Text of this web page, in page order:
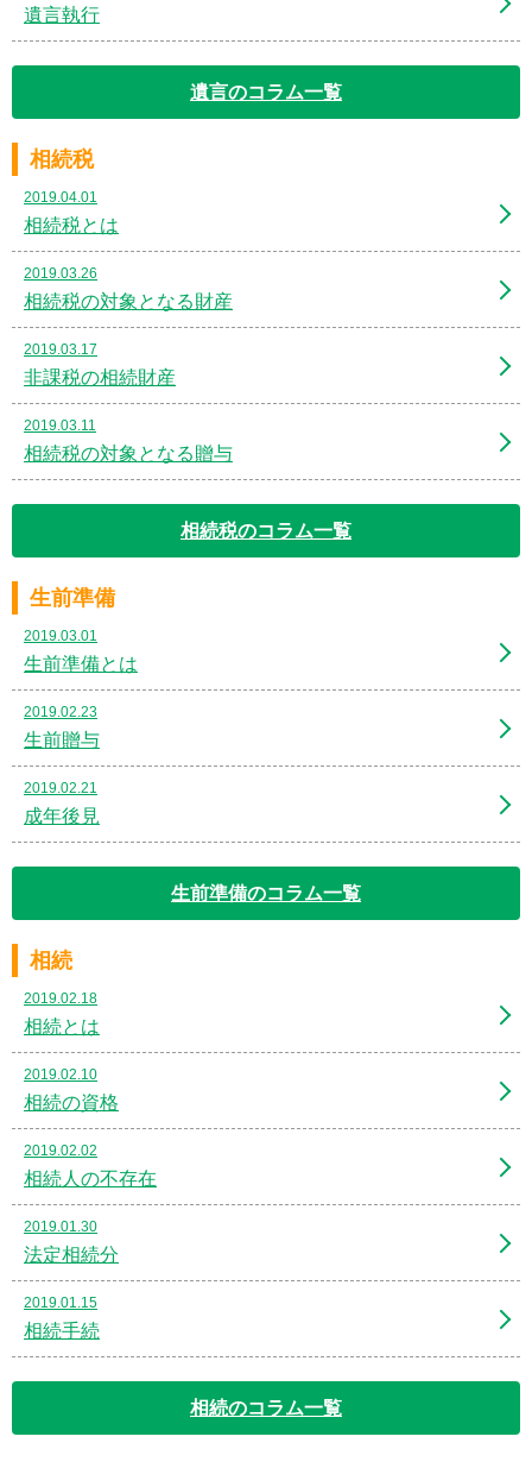
遺言執行
遺言のコラム一覧
相続税
2019.04.01
相続税とは
2019.03.26
相続税の対象となる財産
2019.03.17
非課税の相続財産
2019.03.11
相続税の対象となる贈与
相続税のコラム一覧
生前準備
2019.03.01
生前準備とは
2019.02.23
生前贈与
2019.02.21
成年後見
生前準備のコラム一覧
相続
2019.02.18
相続とは
2019.02.10
相続の資格
2019.02.02
相続人の不存在
2019.01.30
法定相続分
2019.01.15
相続手続
相続のコラム一覧